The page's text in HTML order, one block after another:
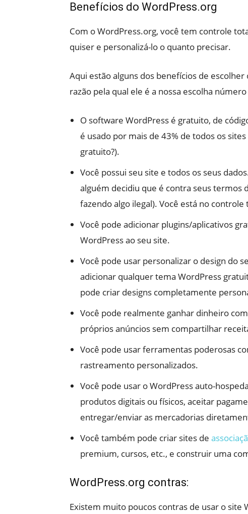
Benefícios do WordPress.org
Com o WordPress.org, você tem controle
quiser e personalizá-lo o quanto precisar.
Aqui estão alguns dos benefícios de
razão pela qual ele é a nossa escolha
O software WordPress é gratuito, de
é usado por mais de 43% de todos os
gratuito?).
Você possui seu site e todos os seus
alguém decidiu que é contra seus termos
fazendo algo ilegal). Você está no controle
Você pode adicionar plugins/aplicativos
WordPress ao seu site.
Você pode usar personalizar o design do
adicionar qualquer tema WordPress
pode criar designs completamente
Você pode realmente ganhar dinheiro
próprios anúncios sem compartilhar
Você pode usar ferramentas poderosas
rastreamento personalizados.
Você pode usar o WordPress auto-
produtos digitais ou físicos, aceitar
entregar/enviar as mercadorias
Você também pode criar sites de
premium, cursos, etc., e construir uma
WordPress.org contras:
Existem muito poucos contras de usar o site